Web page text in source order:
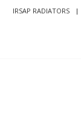
Skip
SkipIRSAP RADIATORS